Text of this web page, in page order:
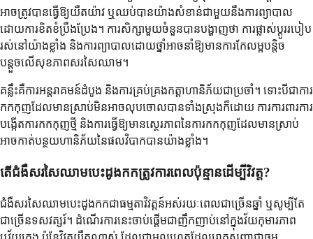
អាចត្រូវបានធ្វើឱ្យយឺតយ៉ាវ ឬឈប់បានយ៉ាងសំខាន់ជាមួយនឹងការព្យាបាល
ដោយការខិតខំប្រឹងប្រែង។ ការសិក្សាមួយចំនួនបានបង្ហាញថា ការផ្លាស់ប្តូររបៀប
រស់នៅយ៉ាងខ្លាំង និងការព្យាបាលដោយថ្នាំអាចនាំឱ្យមានការកែលម្អបន្តិច
បន្តួចលើសុខភាពសរសៃឈាម។
គន្លឹះគឺការអន្តរាគមន៍ដំបូង និងការគ្រប់គ្រងកត្តាហានិភ័យជាប្រចាំ។ ទោះបីជាការ
កកកុញដែលមានស្រាប់មិនអាចលុបចោលបានទាំងស្រុងក៏ដោយ ការការពារការ
បង្កើតការកកកុញថ្មី និងការធ្វើឱ្យមានស្ថេរភាពនៃការកកកុញដែលមានស្រាប់
អាចកាត់បន្ថយហានិភ័យនៃផលវិបាកបានយ៉ាងខ្លាំង។
តើជំងឺសរសៃឈាមបេះដូងកកត្រូវការពេលប៉ុន្មានដើម្បីវិវត្ត?
ជំងឺសរសៃឈាមបេះដូងកកជាធម្មតាវិវត្តន៍អស់រយៈពេលជាច្រើនឆ្នាំ ឬសូម្បីតែ
ជាច្រើនទសវត្សរ៍។ ដំណើរការនេះចាប់ផ្តើមជាញឹកញាប់នៅក្នុងវ័យកុមារភាព